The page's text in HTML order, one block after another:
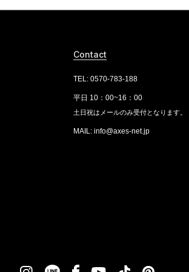
Contact
TEL: 0570-783-188
平日 10：00~16：00
土日祝はメールのみ受付となります。
MAIL: info@axes-net.jp